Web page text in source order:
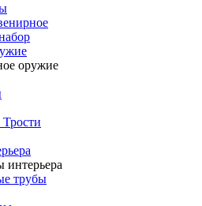
оружие
интерьера
трубы